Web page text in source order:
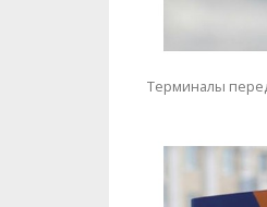
Терминалы